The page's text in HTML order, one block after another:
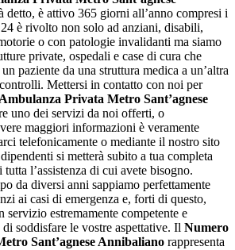
detto, è attivo 365 giorni all’anno compresi i
è rivolto non solo ad anziani, disabili,
o con patologie invalidanti ma siamo
private, ospedali e case di cura che
paziente da una struttura medica a un’altra
Mettersi in contatto con noi per
Privata Metro Sant’agnese
uno dei servizi da noi offerti, o
maggiori informazioni è veramente
telefonicamente o mediante il nostro sito
si metterà subito a tua completa
l’assistenza di cui avete bisogno.
da diversi anni sappiamo perfettamente
ai casi di emergenza e, forti di questo,
servizio estremamente competente e
soddisfare le vostre aspettative. Il Numero
Sant’agnese Annibaliano rappresenta